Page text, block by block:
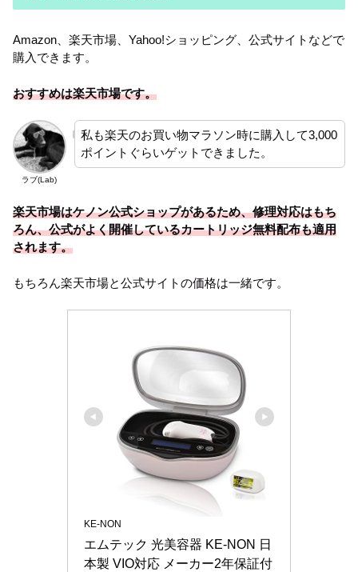
Amazon、楽天市場、Yahoo!ショッピング、公式サイトなどで
購入できます。
おすすめは楽天市場です。
ラブ(Lab)
私も楽天のお買い物マラソン時に購入して3,000
ポイントぐらいゲットできました。
楽天市場はケノン公式ショップがあるため、修理対応はもち
ろん、公式がよく開催しているカートリッジ無料配布も適用
されます。
もちろん楽天市場と公式サイトの価格は一緒です。
KE-NON
エムテック 光美容器 KE-NON 日
本製 VIO対応 メーカー2年保証付